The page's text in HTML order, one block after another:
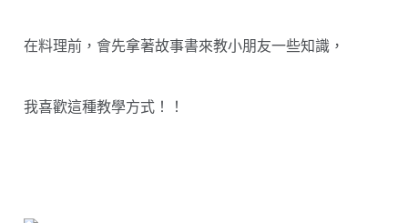
在料理前，會先拿著故事書來教小朋友一些知識，
我喜歡這種教學方式！！